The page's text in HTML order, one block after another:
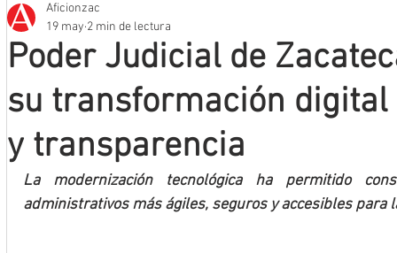
Que no se olvide
Mineros LNBP
Poder Judicial de
su transformación digital
y transparencia
Aficionzac
19 may 2 min de lectura
La modernización tecnológica ha permitido
administrativos más ágiles, seguros y accesibles para